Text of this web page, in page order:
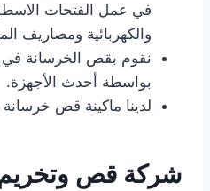
في عمل الفتحات
والكهربائية ومصاريف
نقوم بقص الخرسانة
بواسطة أحدث الأجهزة.
لدينا ماكينة قص
شركة قص وتخريم